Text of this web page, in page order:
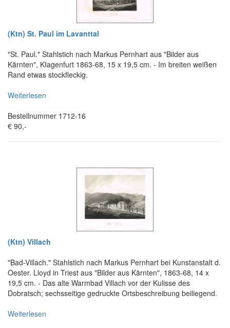
(Ktn) St. Paul im Lavanttal
"St. Paul." Stahlstich nach Markus Pernhart aus "Bilder aus
Kärnten", KIagenfurt 1863-68, 15 x 19,5 cm. - Im breiten weißen
Rand etwas stockfleckig.
Weiterlesen
Bestellnummer 1712-16
€ 90,-
(Ktn) Villach
"Bad-Villach." Stahlstich nach Markus Pernhart bei Kunstanstalt d.
Oester. Lloyd in Triest aus "Bilder aus Kärnten", 1863-68, 14 x
19,5 cm. - Das alte Warmbad Villach vor der Kulisse des
Dobratsch; sechsseitige gedruckte Ortsbeschreibung beiliegend.
Weiterlesen